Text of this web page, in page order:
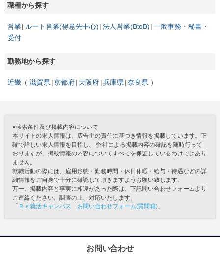
職種から探す
営業 ルート営業(得意先中心) 法人営業(BtoB) 一般事務・秘書・
受付
勤務地から探す
近畿 滋賀県 京都府 大阪府 兵庫県 奈良県
●検索条件及び掲載内容について
本サイトの求人情報は、広告主の責任に基づき情報を掲載しています。正
確で詳しい求人情報を目指し、 弊社による掲載内容の確認を随時行って
おりますが、掲載情報の内容についてすべてを保証しているわけではあり
ません。
就職活動の際には、雇用形態・勤務時間・休日休暇・給与・待遇などの詳
細情報をご自身で十分に確認して頂きますようお願い致します。
万一、掲載内容と事実に相違があった際は、下記問い合わせフォームより
ご連絡ください。調査の上、対応いたします。
「 Ｒｅ就活キャンパス お問い合わせフォーム(質問箱) 」
お問い合わせ